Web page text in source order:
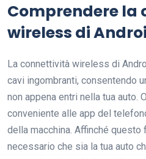
Comprendere
wireless di
La connettività wireless di
cavi ingombranti, consentendo
non appena entri nella tua auto.
conveniente alle app del
della macchina. Affinché
necessario che sia la tua auto